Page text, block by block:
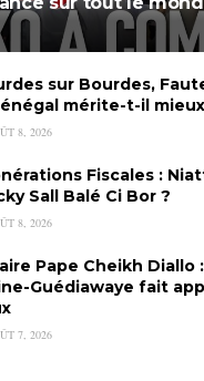
sur Bourdes,
mérite-t-il
8, 2026
Fiscales :
Sall Balé Ci Bor ?
8, 2026
Pape Cheikh Diallo
Guédiawaye fait
7, 2026